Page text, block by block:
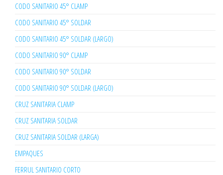
CODO SANITARIO 45° CLAMP
CODO SANITARIO 45° SOLDAR
CODO SANITARIO 45° SOLDAR (LARGO)
CODO SANITARIO 90° CLAMP
CODO SANITARIO 90° SOLDAR
CODO SANITARIO 90° SOLDAR (LARGO)
CRUZ SANITARIA CLAMP
CRUZ SANITARIA SOLDAR
CRUZ SANITARIA SOLDAR (LARGA)
EMPAQUES
FERRUL SANITARIO CORTO